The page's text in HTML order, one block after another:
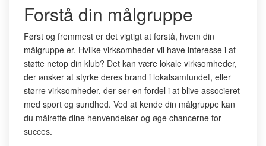
Forstå din målgruppe
Først og fremmest er det vigtigt at forstå, hvem din
målgruppe er. Hvilke virksomheder vil have interesse i at
støtte netop din klub? Det kan være lokale virksomheder,
der ønsker at styrke deres brand i lokalsamfundet, eller
større virksomheder, der ser en fordel i at blive associeret
med sport og sundhed. Ved at kende din målgruppe kan
du målrette dine henvendelser og øge chancerne for
succes.